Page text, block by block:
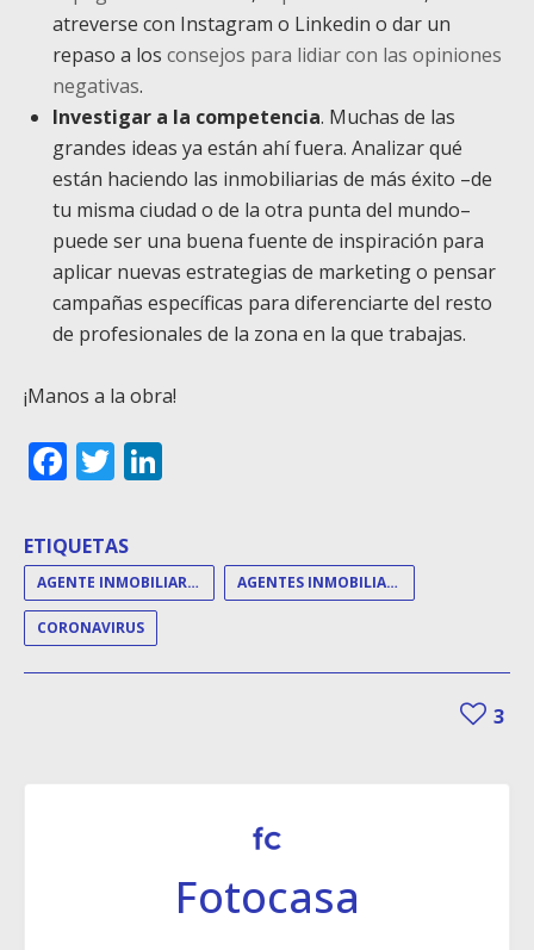
atreverse con Instagram o Linkedin o dar un
repaso a los consejos para lidiar con las opiniones
negativas.
Investigar a la competencia. Muchas de las
grandes ideas ya están ahí fuera. Analizar qué
están haciendo las inmobiliarias de más éxito –de
tu misma ciudad o de la otra punta del mundo–
puede ser una buena fuente de inspiración para
aplicar nuevas estrategias de marketing o pensar
campañas específicas para diferenciarte del resto
de profesionales de la zona en la que trabajas.
¡Manos a la obra!
Facebook
Twitter
ETIQUETAS
AGENTE INMOBILIARIO AGENTES INMOBILIARIOS
CORONAVIRUS
3
Fotocasa